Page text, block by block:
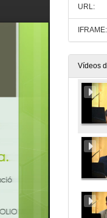
URL:
IFRAME:
Vídeos